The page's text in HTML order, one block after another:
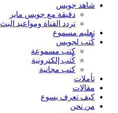
شاهد جويس
دقيقة مع جويس ماير
تردد القناة ومواعيد البث
تعليم مسموع
كُتب لجويس
كتب مسموعة
كُتب إلكترونية
كتب مجانية
تأملات
مقالات
كيف تعرف يسوع
من نحن